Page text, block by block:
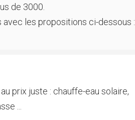
de 3000.
les propositions ci-dessous :
prix juste : chauffe-eau solaire,
...